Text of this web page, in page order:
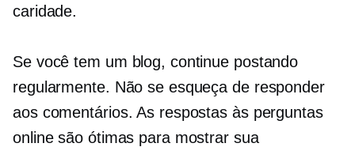
caridade.
Se você tem um blog, continue postando
regularmente. Não se esqueça de responder
aos comentários. As respostas às perguntas
online são ótimas para mostrar sua